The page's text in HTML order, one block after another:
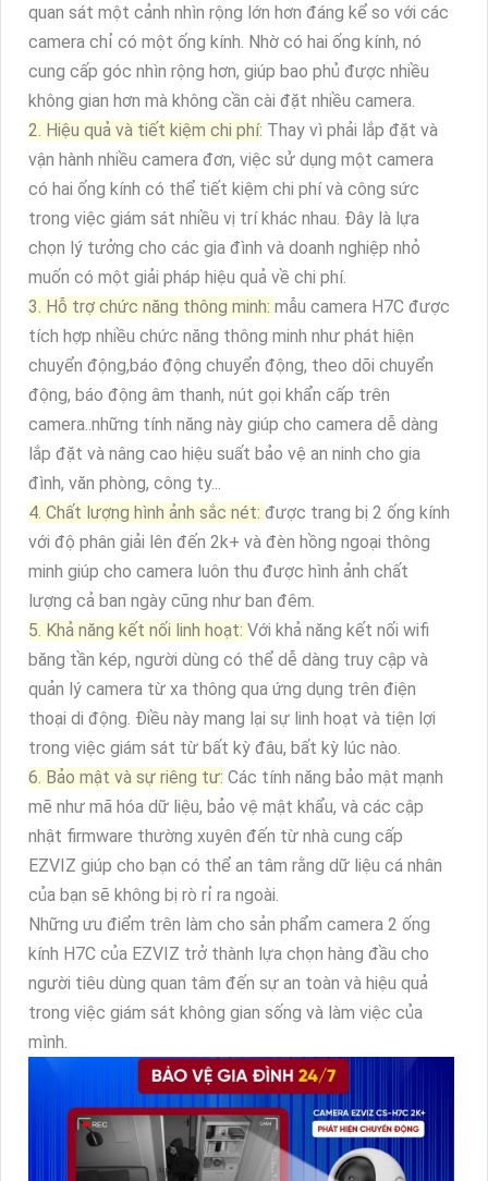
quan sát một cảnh nhìn rộng lớn hơn đáng kể so với các
camera chỉ có một ống kính. Nhờ có hai ống kính, nó
cung cấp góc nhìn rộng hơn, giúp bao phủ được nhiều
không gian hơn mà không cần cài đặt nhiều camera.
2. Hiệu quả và tiết kiệm chi phí: Thay vì phải lắp đặt và
vận hành nhiều camera đơn, việc sử dụng một camera
có hai ống kính có thể tiết kiệm chi phí và công sức
trong việc giám sát nhiều vị trí khác nhau. Đây là lựa
chọn lý tưởng cho các gia đình và doanh nghiệp nhỏ
muốn có một giải pháp hiệu quả về chi phí.
3. Hỗ trợ chức năng thông minh: mẫu camera H7C được
tích hợp nhiều chức năng thông minh như phát hiện
chuyển động,báo động chuyển động, theo dõi chuyển
động, báo động âm thanh, nút gọi khẩn cấp trên
camera..những tính năng này giúp cho camera dễ dàng
lắp đặt và nâng cao hiệu suất bảo vệ an ninh cho gia
đình, văn phòng, công ty...
4. Chất lượng hình ảnh sắc nét: được trang bị 2 ống kính
với độ phân giải lên đến 2k+ và đèn hồng ngoại thông
minh giúp cho camera luôn thu được hình ảnh chất
lượng cả ban ngày cũng như ban đêm.
5. Khả năng kết nối linh hoạt: Với khả năng kết nối wifi
băng tần kép, người dùng có thể dễ dàng truy cập và
quản lý camera từ xa thông qua ứng dụng trên điện
thoại di động. Điều này mang lại sự linh hoạt và tiện lợi
trong việc giám sát từ bất kỳ đâu, bất kỳ lúc nào.
6. Bảo mật và sự riêng tư: Các tính năng bảo mật mạnh
mẽ như mã hóa dữ liệu, bảo vệ mật khẩu, và các cập
nhật firmware thường xuyên đến từ nhà cung cấp
EZVIZ giúp cho bạn có thể an tâm rằng dữ liệu cá nhân
của bạn sẽ không bị rò rỉ ra ngoài.
Những ưu điểm trên làm cho sản phẩm camera 2 ống
kính H7C của EZVIZ trở thành lựa chọn hàng đầu cho
người tiêu dùng quan tâm đến sự an toàn và hiệu quả
trong việc giám sát không gian sống và làm việc của
mình.